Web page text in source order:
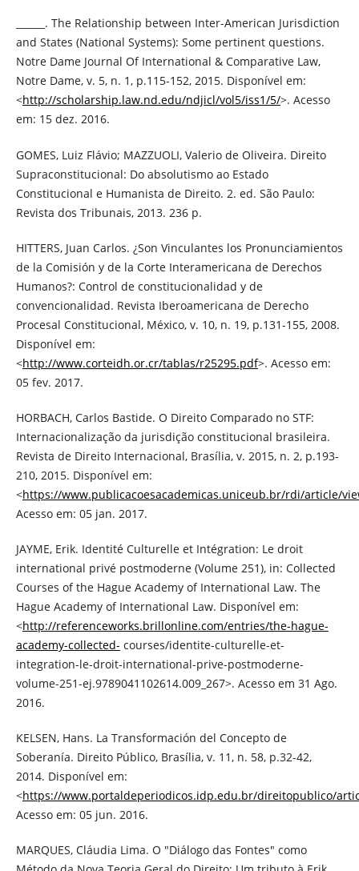
______. The Relationship between Inter-American Jurisdiction
and States (National Systems): Some pertinent questions.
Notre Dame Journal Of International & Comparative Law,
Notre Dame, v. 5, n. 1, p.115-152, 2015. Disponível em:
<http://scholarship.law.nd.edu/ndjicl/vol5/iss1/5/>. Acesso
em: 15 dez. 2016.
GOMES, Luiz Flávio; MAZZUOLI, Valerio de Oliveira. Direito
Supraconstitucional: Do absolutismo ao Estado
Constitucional e Humanista de Direito. 2. ed. São Paulo:
Revista dos Tribunais, 2013. 236 p.
HITTERS, Juan Carlos. ¿Son Vinculantes los Pronunciamientos
de la Comisión y de la Corte Interamericana de Derechos
Humanos?: Control de constitucionalidad y de
convencionalidad. Revista Iberoamericana de Derecho
Procesal Constitucional, México, v. 10, n. 19, p.131-155, 2008.
Disponível em:
<http://www.corteidh.or.cr/tablas/r25295.pdf>. Acesso em:
05 fev. 2017.
HORBACH, Carlos Bastide. O Direito Comparado no STF:
Internacionalização da jurisdição constitucional brasileira.
Revista de Direito Internacional, Brasília, v. 2015, n. 2, p.193-
210, 2015. Disponível em:
<https://www.publicacoesacademicas.uniceub.br/rdi/article/
Acesso em: 05 jan. 2017.
JAYME, Erik. Identité Culturelle et Intégration: Le droit
international privé postmoderne (Volume 251), in: Collected
Courses of the Hague Academy of International Law. The
Hague Academy of International Law. Disponível em:
<http://referenceworks.brillonline.com/entries/the-hague-
academy-collected- courses/identite-culturelle-et-
integration-le-droit-international-prive-postmoderne-
volume-251-ej.9789041102614.009_267>. Acesso em 31 Ago.
2016.
KELSEN, Hans. La Transformación del Concepto de
Soberanía. Direito Público, Brasília, v. 11, n. 58, p.32-42,
2014. Disponível em:
<https://www.portaldeperiodicos.idp.edu.br/direitopublico/
Acesso em: 05 jun. 2016.
MARQUES, Cláudia Lima. O "Diálogo das Fontes" como